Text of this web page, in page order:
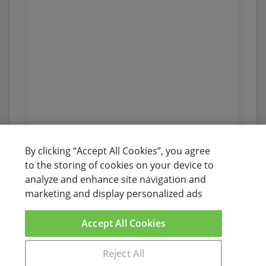
By clicking “Accept All Cookies”, you agree
to the storing of cookies on your device to
analyze and enhance site navigation and
marketing and display personalized ads
Reject All
Accept All Cookies